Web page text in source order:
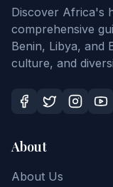
Discover Africa's
comprehensive
Benin, Libya, and
culture, and
About
About Us